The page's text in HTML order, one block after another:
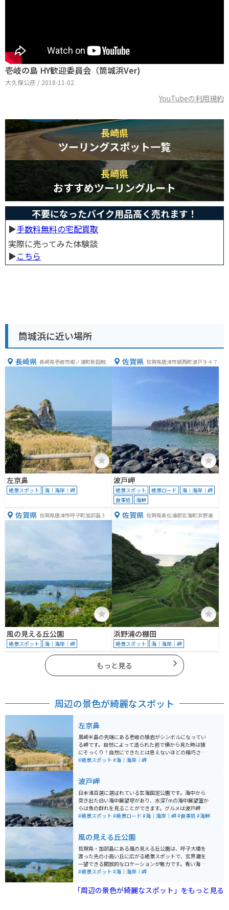
壱岐の島 HY歓迎委員会（筒城浜Ver)
大久保公彦 / 2018-11-02
YouTubeの利用規約
長崎県
ツーリングスポット一覧
長崎県
おすすめツーリングルート
不要になったバイク用品高く売れます！
▶︎手数料無料の宅配買取
実際に売ってみた体験談
▶︎こちら
筒城浜に近い場所
長崎県 長崎県壱岐市郷ノ浦町新田触87
左京鼻
絶景スポット 海｜海岸｜岬
佐賀県 佐賀県唐津市鎮西町波戸９４７
波戸岬
絶景スポット 絶景ロード
海｜海岸｜岬
食事処
海鮮
佐賀県 佐賀県唐津市呼子町加部島３２
風の見える丘公園
絶景スポット 海｜海岸｜岬
佐賀県 佐賀県東松浦郡玄海町浜野浦
浜野浦の棚田
絶景スポット 海｜海岸｜岬
もっと見る
周辺の景色が綺麗なスポット
左京鼻
黒崎半島の先端にある壱岐の猿岩がシンボルになってい
る岬です。自然によって造られた岩で横から見た時は猿
にそっくり！自然にできたとは思えないほどの精巧さで
す。 岩場から見える夕陽や透き通った海も絶景です。写
#絶景スポット #海｜海岸｜岬
波戸岬
日本渚百選に選ばれている玄海国定公園です。海中から
突き出た白い海中展望塔があり、水深7mの海中展望室か
らは魚の群れを見ることができます。グルメは波戸岬名
物さざえのつぼ焼で、おばちゃんが目の前で焼いてくれ
#絶景スポット #絶景ロード #海｜海岸｜岬#食事処 #海鮮
風の見える丘公園
佐賀県・加部島にある風の見える丘公園は、呼子大橋を
渡った先の小高い丘に広がる絶景スポットで、玄界灘を
一望できる開放的なロケーションが魅力です。青い海と
空が広がる景色はもちろん、季節ごとに咲く花々が公園
けては、呼子港の灯りが美しく輝き、昼とは違ったロマ
ンチックな雰囲気も楽しめます。 園内は整備されてお
#絶景スポット #海｜海岸｜岬
「周辺の景色が綺麗なスポット」をもっと見る